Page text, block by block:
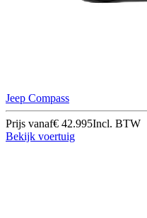
Jeep Compass
Prijs vanaf€ 42.995Incl. BTW
Bekijk voertuig